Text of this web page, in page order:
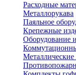
Расходные
Металлорукава
Паяльное
Крепежные
Оборудование